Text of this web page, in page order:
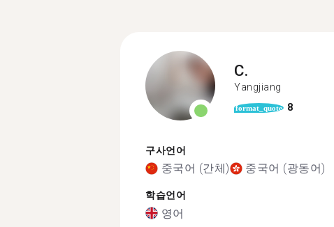
C.
Yangjiang
format_quote 8
구사언어
중국어 (간체) 중국어 (광동어)
학습언어
영어